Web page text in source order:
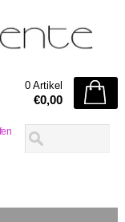
0 Artikel
€0,00